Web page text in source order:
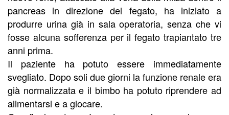
pancreas in direzione del fegato, ha iniziato a
produrre urina già in sala operatoria, senza che vi
fosse alcuna sofferenza per il fegato trapiantato tre
anni prima.
Il paziente ha potuto essere immediatamente
svegliato. Dopo soli due giorni la funzione renale era
già normalizzata e il bimbo ha potuto riprendere ad
alimentarsi e a giocare.